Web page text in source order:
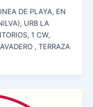
DE PLAYA, EN
URB LA
1 CW,
, TERRAZA